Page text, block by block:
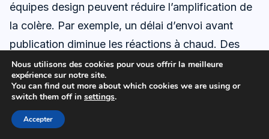
équipes design peuvent réduire l’amplification de
la colère. Par exemple, un délai d’envoi avant
publication diminue les réactions à chaud. Des
invites contextuelles rappellent la charte avant de
poster sur des sujets sensibles. Ces nudges
changent la trajectoire sans brider la
d’expression
Nous utilisons des cookies pour vous offrir la meilleure
expérience sur notre site.
You can find out more about which cookies we are using or
switch them off in settings.
Accepter